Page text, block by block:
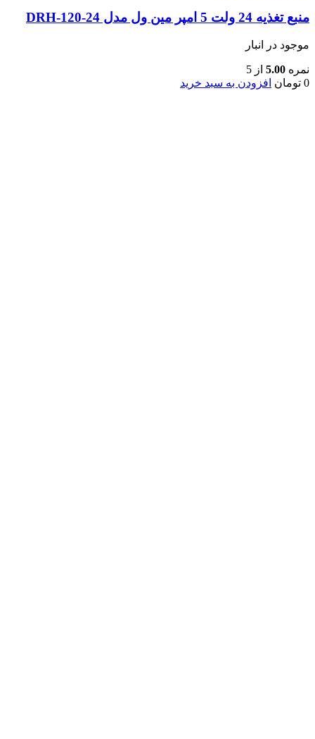
منبع تغذیه 24 ولت 5 امپر مین ول مدل DRH-120-24
موجود در انبار
نمره 5.00 از 5
0 تومان افزودن به سبد خرید